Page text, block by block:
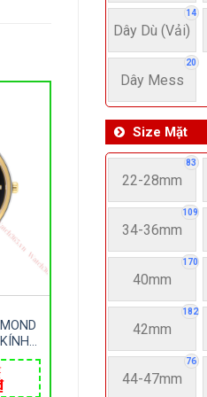
14
Dây Dù (Vải)
20
Dây Mess
Size Mặt
83
22-28mm
109
34-36mm
170
40mm
182
42mm
76
44-47mm
LOẠI
MÁY
Giá